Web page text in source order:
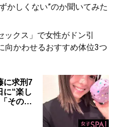
かしくない”のか聞いてみた
クス」で女性がドン引
向かわせるおすすめ体位3つ
に求刑7
に“楽し
その…